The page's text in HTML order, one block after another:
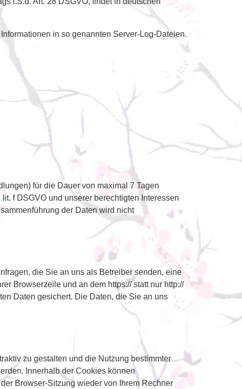
in so genannten Server-Log-Dateien.
für die Dauer von maximal 7 Tagen
f DSGVO und unserer berechtigten Interessen
der Daten wird nicht
die Sie an uns als Betreiber senden, eine
Browserzeile und an dem https:// statt nur http://
Daten gesichert. Die Daten, die Sie an uns
zu gestalten und die Nutzung bestimmter
Innerhalb der Cookies können
Browser-Sitzung wieder von Ihrem Rechner